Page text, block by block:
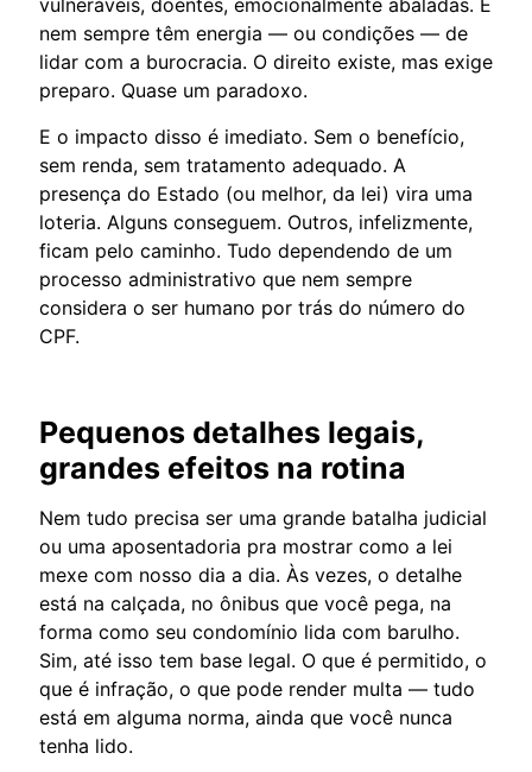
nem sempre têm energia — ou condições — de
lidar com a burocracia. O direito existe, mas exige
preparo. Quase um paradoxo.
E o impacto disso é imediato. Sem o benefício,
sem renda, sem tratamento adequado. A
presença do Estado (ou melhor, da lei) vira uma
loteria. Alguns conseguem. Outros, infelizmente,
ficam pelo caminho. Tudo dependendo de um
processo administrativo que nem sempre
considera o ser humano por trás do número do
CPF.
Pequenos detalhes legais,
grandes efeitos na rotina
Nem tudo precisa ser uma grande batalha judicial
ou uma aposentadoria pra mostrar como a lei
mexe com nosso dia a dia. Às vezes, o detalhe
está na calçada, no ônibus que você pega, na
forma como seu condomínio lida com barulho.
Sim, até isso tem base legal. O que é permitido, o
que é infração, o que pode render multa — tudo
está em alguma norma, ainda que você nunca
tenha lido.